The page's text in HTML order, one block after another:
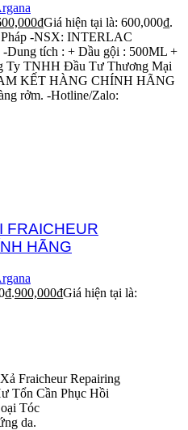
₫Giá hiện tại là: 600,000₫.
-NSX: INTERLAC
tích : + Dầu gội : 500ML +
Ty TNHH Đầu Tư Thương Mại
KẾT HÀNG CHÍNH HÃNG
rởm. -Hotline/Zalo:
FRAICHEUR
HÃNG
900,000₫Giá hiện tại là:
Fraicheur Repairing
Tổn Cần Phục Hồi
Tóc
da.